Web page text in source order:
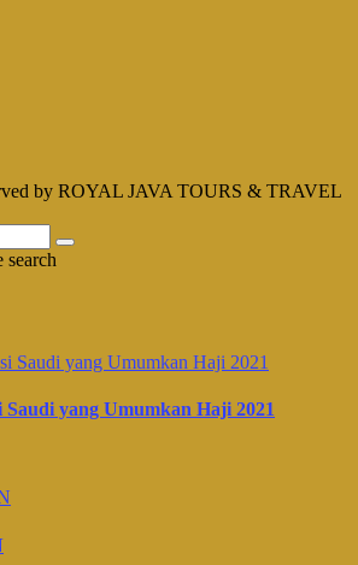
by ROYAL JAVA TOURS & TRAVEL
search
yang Umumkan Haji 2021